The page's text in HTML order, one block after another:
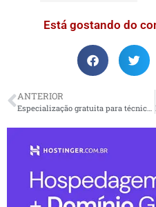
Está gostando do
ANTERIOR